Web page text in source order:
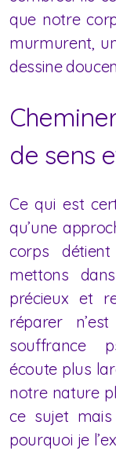
que notre
murmurent,
dessine
de sens
Ce qui est
qu’une
corps
mettons
précieux et
réparer
souffrance
écoute plus
notre nature
ce sujet
pourquoi je